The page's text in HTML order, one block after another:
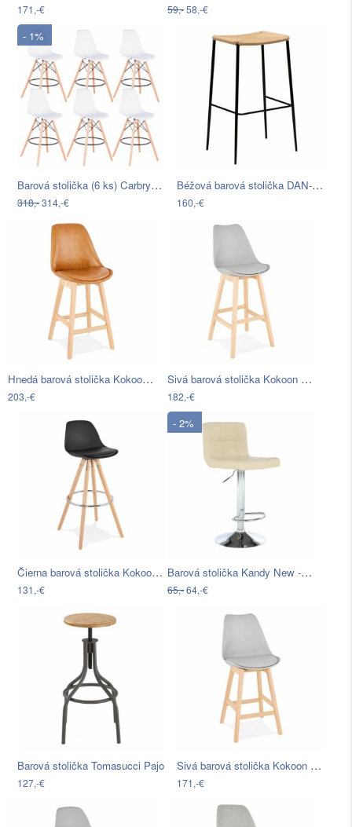
171,-€ 59,-58,-€
- 1%
Barová stolička (6 ks) Carbry 2 New -…
318,-314,-€
Béžová barová stolička DAN-FORM Denmark…
160,-€
Hnedá barová stolička Kokoon Janie Mini…
203,-€
Sivá barová stolička Kokoon April,…
182,-€
Čierna barová stolička Kokoon Anau,…
131,-€
- 2%
Barová stolička Kandy New - béžová /…
65,-64,-€
Barová stolička Tomasucci Pajo
127,-€
Sivá barová stolička Kokoon April
171,-€